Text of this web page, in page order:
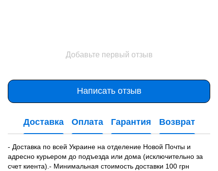
Добавьте первый отзыв
Написать отзыв
Доставка Оплата Гарантия Возврат
- Доставка по всей Украине на отделение Новой Почты и
адресно курьером до подъезда или дома (исключительно за
счет киента).- Минимальная стоимость доставки 100 грн